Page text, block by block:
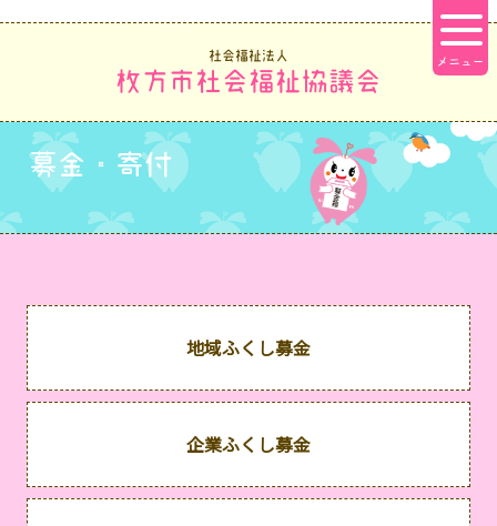
社会福祉法人
枚方市社会福祉協議会
募金・寄付
地域ふくし募金
企業ふくし募金